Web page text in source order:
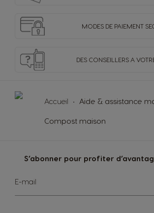
MODES DE PAIEMENT
DES CONSEILLERSA
Accueil Aide & assistance
Compost maison
S’abonner pour profiter
Inscription
à
notre
E-mail